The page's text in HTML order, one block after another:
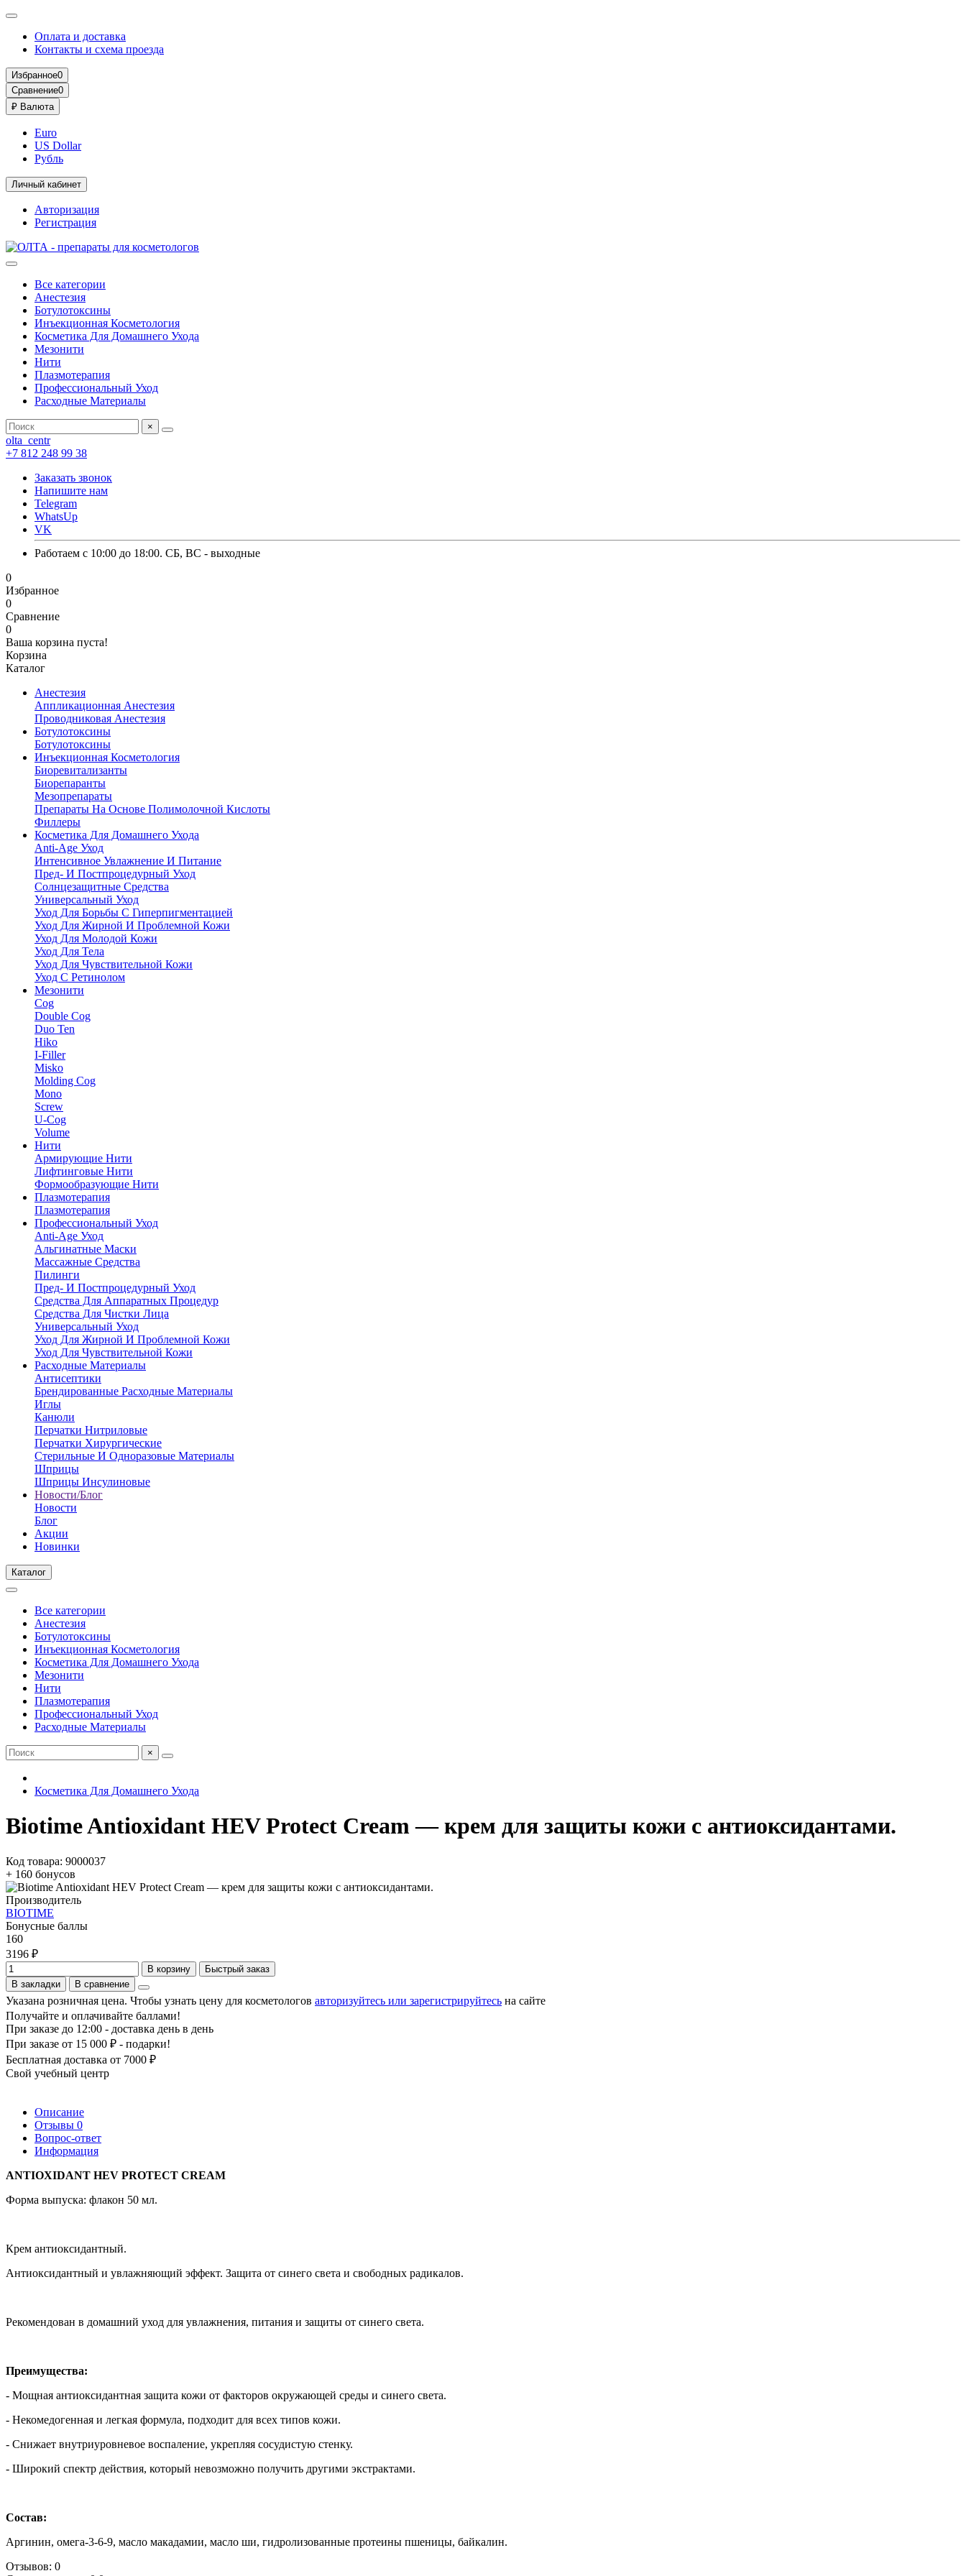
Оплата и доставка
Контакты и схема проезда
Избранное0
Сравнение0
₽ Валюта
Euro
US Dollar
Рубль
Личный кабинет
Авторизация
Регистрация
Все категории
Анестезия
Ботулотоксины
Инъекционная Косметология
Косметика Для Домашнего Ухода
Мезонити
Нити
Плазмотерапия
Профессиональный Уход
Расходные Материалы
×
olta_centr
+7 812 248 99 38
Заказать звонок
Напишите нам
Telegram
WhatsUp
VK
Работаем с 10:00 до 18:00. СБ, ВС - выходные
0
Избранное
0
Сравнение
0
Ваша корзина пуста!
Корзина
Каталог
Анестезия
Аппликационная Анестезия
Проводниковая Анестезия
Ботулотоксины
Ботулотоксины
Инъекционная Косметология
Биоревитализанты
Биорепаранты
Мезопрепараты
Препараты На Основе Полимолочной Кислоты
Филлеры
Косметика Для Домашнего Ухода
Anti-Age Уход
Интенсивное Увлажнение И Питание
Пред- И Постпроцедурный Уход
Солнцезащитные Средства
Универсальный Уход
Уход Для Борьбы С Гиперпигментацией
Уход Для Жирной И Проблемной Кожи
Уход Для Молодой Кожи
Уход Для Тела
Уход Для Чувствительной Кожи
Уход С Ретинолом
Мезонити
Cog
Double Cog
Duo Ten
Hiko
I-Filler
Misko
Molding Cog
Mono
Screw
U-Cog
Volume
Нити
Армирующие Нити
Лифтинговые Нити
Формообразующие Нити
Плазмотерапия
Плазмотерапия
Профессиональный Уход
Anti-Age Уход
Альгинатные Маски
Массажные Средства
Пилинги
Пред- И Постпроцедурный Уход
Средства Для Аппаратных Процедур
Средства Для Чистки Лица
Универсальный Уход
Уход Для Жирной И Проблемной Кожи
Уход Для Чувствительной Кожи
Расходные Материалы
Антисептики
Брендированные Расходные Материалы
Иглы
Канюли
Перчатки Нитриловые
Перчатки Хирургические
Стерильные И Одноразовые Материалы
Шприцы
Шприцы Инсулиновые
Новости/Блог
Новости
Блог
Акции
Новинки
Каталог
Все категории
Анестезия
Ботулотоксины
Инъекционная Косметология
Косметика Для Домашнего Ухода
Мезонити
Нити
Плазмотерапия
Профессиональный Уход
Расходные Материалы
×
Косметика Для Домашнего Ухода
Biotime Antioxidant HEV Protect Cream — крем для защиты кожи с антиоксидантами.
Код товара: 9000037
+ 160 бонусов
Производитель
BIOTIME
Бонусные баллы
160
3196 ₽
В корзину
Быстрый заказ
В закладки
В сравнение
Указана розничная цена. Чтобы узнать цену для косметологов авторизуйтесь или зарегистрируйтесь на сайте
Получайте и оплачивайте баллами!
При заказе до 12:00 - доставка день в день
При заказе от 15 000 ₽ - подарки!
Бесплатная доставка от 7000 ₽
Свой учебный центр
Описание
Отзывы 0
Вопрос-ответ
Информация
ANTIOXIDANT HEV PROTECT CREAM
Форма выпуска: флакон 50 мл.
Крем антиоксидантный.
Антиоксидантный и увлажняющий эффект. Защита от синего света и свободных радикалов.
Рекомендован в домашний уход для увлажнения, питания и защиты от синего света.
Преимущества:
- Мощная антиоксидантная защита кожи от факторов окружающей среды и синего света.
- Некомедогенная и легкая формула, подходит для всех типов кожи.
- Снижает внутриуровневое воспаление, укрепляя сосудистую стенку.
- Широкий спектр действия, который невозможно получить другими экстрактами.
Состав:
Аргинин, омега-3-6-9, масло макадамии, масло ши, гидролизованные протеины пшеницы, байкалин.
Отзывов: 0